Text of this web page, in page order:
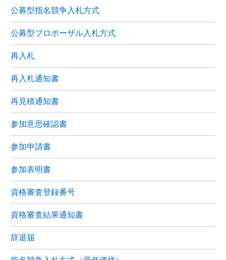
公募型指名競争入札方式
公募型プロポーザル入札方式
再入札
再入札通知書
再見積通知書
参加意思確認書
参加申請書
参加表明書
資格審査登録番号
資格審査結果通知書
辞退届